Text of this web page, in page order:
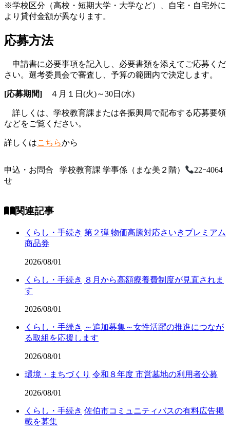
※学校区分（高校・短期大学・大学など）、自宅・自宅外に
より貸付金額が異なります。
応募方法
申請書に必要事項を記入し、必要書類を添えてご応募くだ
さい。選考委員会で審査し、予算の範囲内で決定します。
[応募期間] ４月１日(火)～30日(水)
詳しくは、学校教育課または各振興局で配布する応募要領
などをご覧ください。
詳しくはこちらから
申込・お問合
せ
学校教育課 学事係（まな美２階） 22ｰ4064
関連記事
くらし・手続き 第２弾 物価高騰対応さいきプレミアム
商品券
2026/08/01
くらし・手続き ８月から高額療養費制度が見直されま
す
2026/08/01
くらし・手続き ～追加募集～女性活躍の推進につなが
る取組を応援します
2026/08/01
環境・まちづくり 令和８年度 市営墓地の利用者公募
2026/08/01
くらし・手続き 佐伯市コミュニティバスの有料広告掲
載を募集